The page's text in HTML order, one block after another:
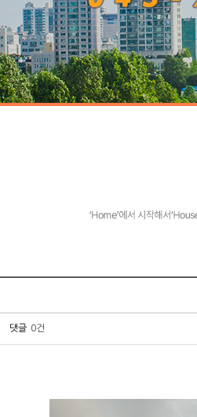
댓글 0건